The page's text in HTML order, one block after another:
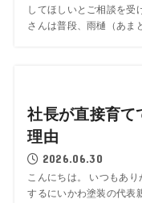
してほしいとご相談を受
さんは普段、雨樋（あま
社長が直接育て
理由
2026.06.30
こんにちは。 いつもあ
するにいかわ塗装の代